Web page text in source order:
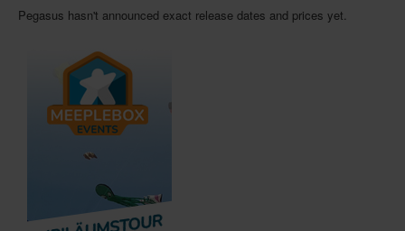
Pegasus hasn't announced exact release dates and prices yet.